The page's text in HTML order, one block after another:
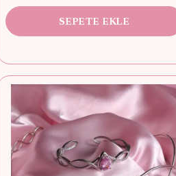
SEPETE EKLE